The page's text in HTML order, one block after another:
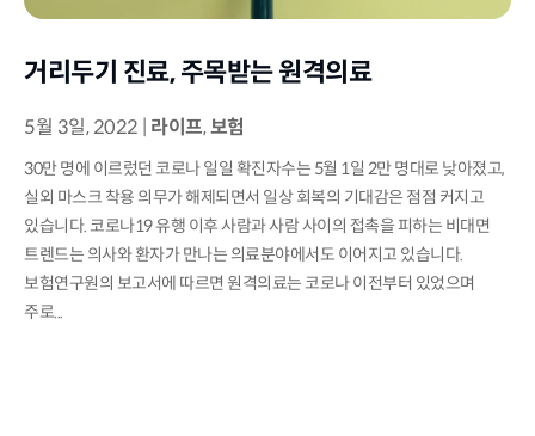
거리두기 진료, 주목받는 원격의료
5월 3일, 2022 라이프,보험
30만 명에 이르렀던 코로나 일일 확진자수는 5월 1일 2만 명대로 낮아졌고,
실외 마스크 착용 의무가 해제되면서 일상 회복의 기대감은 점점 커지고
있습니다. 코로나19 유행 이후 사람과 사람 사이의 접촉을 피하는 비대면
트렌드는 의사와 환자가 만나는 의료분야에서도 이어지고 있습니다.
보험연구원의 보고서에 따르면 원격의료는 코로나 이전부터 있었으며
주로...